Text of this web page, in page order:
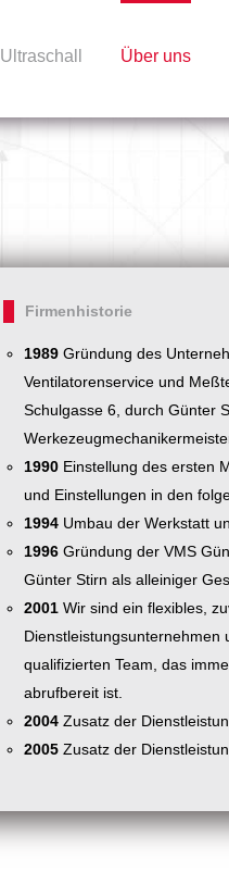
Ultraschall Über uns
Firmenhistorie
1989 Gründung des
Ventilatorenservice und
Schulgasse 6, durch Günter
1990 Einstellung des ersten
und Einstellungen in den
1994 Umbau der Werkstatt
1996 Gründung der VMS
Günter Stirn als alleiniger
2001 Wir sind ein flexibles,
Dienstleistungsunternehmen
qualifizierten Team, das
abrufbereit ist.
2004 Zusatz der
2005 Zusatz der